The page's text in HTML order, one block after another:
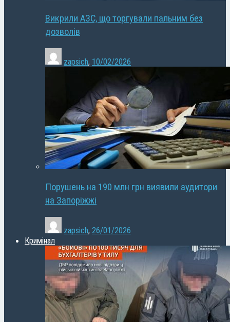
Викрили АЗС, що торгували пальним без
дозволів
zapsich, 10/02/2026
Порушень на 190 млн грн виявили аудитори
на Запоріжжі
zapsich, 26/01/2026
Кримінал